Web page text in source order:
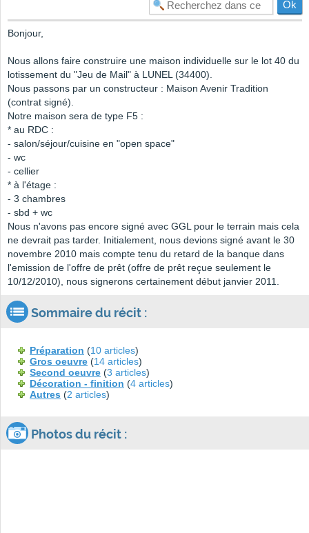
Bonjour,
Nous allons faire construire une maison individuelle sur le lot 40 du
lotissement du "Jeu de Mail" à LUNEL (34400).
Nous passons par un constructeur : Maison Avenir Tradition
(contrat signé).
Notre maison sera de type F5 :
* au RDC :
- salon/séjour/cuisine en "open space"
- wc
- cellier
* à l'étage :
- 3 chambres
- sbd + wc
Nous n'avons pas encore signé avec GGL pour le terrain mais cela
ne devrait pas tarder. Initialement, nous devions signé avant le 30
novembre 2010 mais compte tenu du retard de la banque dans
l'emission de l'offre de prêt (offre de prêt reçue seulement le
10/12/2010), nous signerons certainement début janvier 2011.
Sommaire du récit :
Préparation (10 articles)
Gros oeuvre (14 articles)
Second oeuvre (3 articles)
Décoration - finition (4 articles)
Autres (2 articles)
Photos du récit :